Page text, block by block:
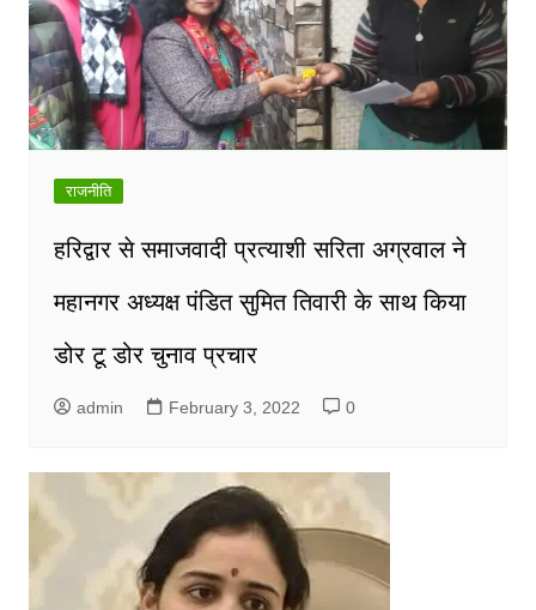
राजनीति
हरिद्वार से समाजवादी प्रत्याशी सरिता अग्रवाल ने
महानगर अध्यक्ष पंडित सुमित तिवारी के साथ किया
डोर टू डोर चुनाव प्रचार
admin February 3, 2022 0